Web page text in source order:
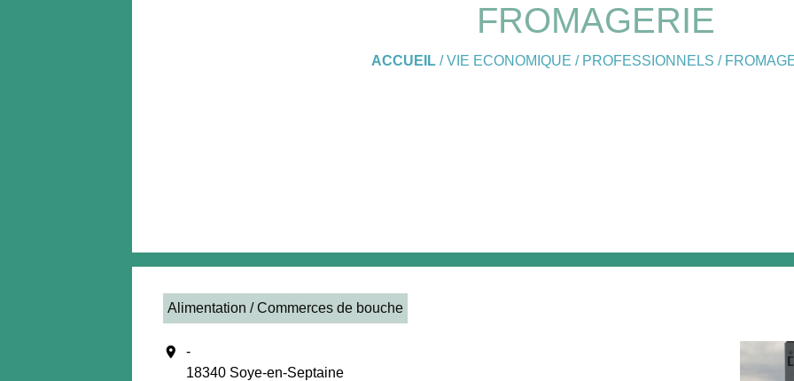
FROMAGERIE
ACCUEIL/VIE ECONOMIQUE / PROFESSIONNELS /
Alimentation / Commerces de bouche
location_on
-
18340 Soye-en-Septaine